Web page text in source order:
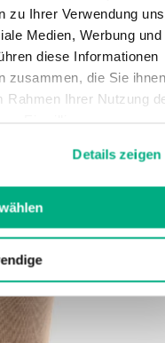
zu Ihrer Verwendung
Medien, Werbung und
diese Informationen
zusammen, die Sie ihnen
Rahmen Ihrer Nutzung
Impressum.
Details zeigen